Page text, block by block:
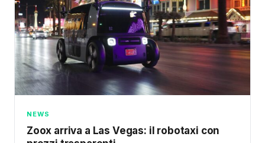
NEWS
Zoox arriva a Las Vegas: il robotaxi con